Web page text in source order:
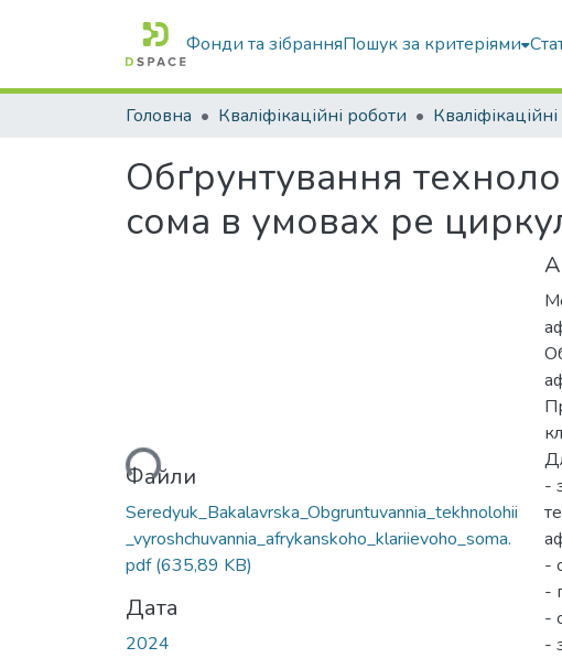
Фонди та зібранняПошук за критеріями
Головна Кваліфікаційні роботи
Обґрунтування
сома в умовах ре
Вантажиться...
Файли
Seredyuk_Bakalavrska_Obgruntuvannia_tekhnolohii
_vyroshchuvannia_afrykanskoho_klariievoho_soma.
pdf(635,89 KB)
Дата
2024
-
-
-
-
-